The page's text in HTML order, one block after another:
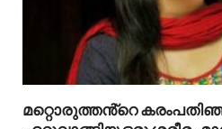
മറ്റൊരുത്തൻ്റെ